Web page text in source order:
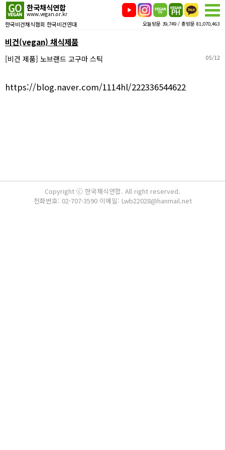
한국채식연합
www.vegan.or.kr
한국비건채식협회 한국비건연대 오늘방문 39,749 / 총방문 81,070,463
비건(vegan) 채식제품
[비건 제품] 노브랜드 고구마 스틱 05/12
https://blog.naver.com/1114hl/222336544622
Copyright ⓒ 한국채식연합. All right reserved.
전화번호: 02-707-3590 이메일: Lwb22028@hanmail.net